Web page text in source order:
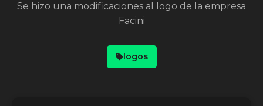
Se hizo una modificaciones al logo de la empresa
Facini
logos